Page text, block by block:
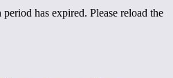
has expired. Please reload the